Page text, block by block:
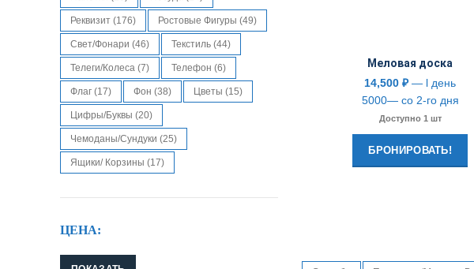
Меловая доска
14,500₽— l день
5000— со 2-го дня
Доступно 1 шт
БРОНИРОВАТЬ!
Реквизит (176) Ростовые Фигуры (49)
Свет/Фонари (46) Текстиль (44)
Телеги/колеса (7) Телефон (6)
Флаг (17) Фон (38) Цветы (15)
Цифры/Буквы (20)
Чемоданы/Сундуки (25)
Ящики/ Корзины (17)
ЦЕНА: